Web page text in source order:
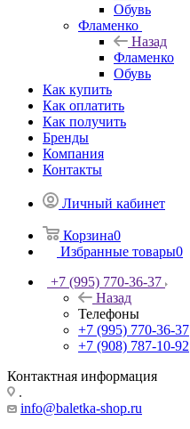
Обувь
Фламенко
Назад
Фламенко
Обувь
Как купить
Как оплатить
Как получить
Бренды
Компания
Контакты
Личный кабинет
Корзина0
Избранные товары0
+7 (995) 770-36-37
Назад
Телефоны
+7 (995) 770-36-37
+7 (908) 787-10-92
Контактная информация
.
info@baletka-shop.ru